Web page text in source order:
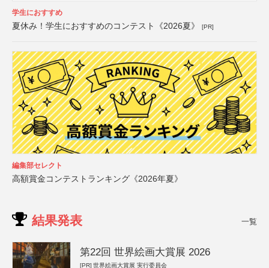
学生におすすめ
夏休み！学生におすすめのコンテスト《2026夏》 [PR]
編集部セレクト
高額賞金コンテストランキング《2026年夏》
結果発表 一覧
第22回 世界絵画大賞展 2026
[PR] 世界絵画大賞展 実行委員会